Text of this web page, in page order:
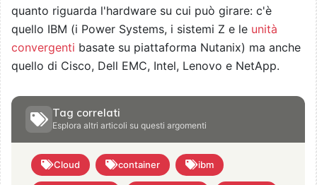
quanto riguarda l'hardware su cui può girare: c'è
quello IBM (i Power Systems, i sistemi Z e le unità
convergenti basate su piattaforma Nutanix) ma anche
quello di Cisco, Dell EMC, Intel, Lenovo e NetApp.
Tag correlati
Esplora altri articoli su questi argomenti
Cloud container ibm